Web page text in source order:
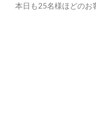
本日も25名様ほどのお